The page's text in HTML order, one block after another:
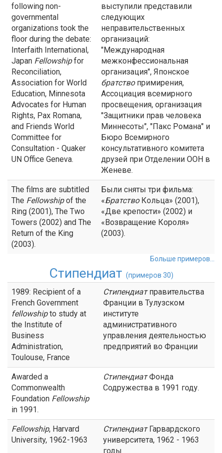
following non-
governmental
organizations took the
floor during the debate:
Interfaith International,
Japan Fellowshipfor
Reconciliation,
Association for World
Education, Minnesota
Advocates for Human
Rights, Pax Romana,
and Friends World
Committee for
Consultation - Quaker
UN Office Geneva.
выступили представили
следующих
неправительственных
организаций:
"Международная
межконфессиональная
организация", Японское
братствопримирения,
Ассоциация всемирного
просвещения, организация
"Защитники прав человека
Миннесоты", "Пакс Романа" и
Бюро Всемирного
консультативного комитета
друзей при Отделении ООН в
Женеве.
The films are subtitled
The Fellowshipof the
Ring (2001), The Two
Towers (2002) and The
Return of the King
(2003).
Были сняты три фильма:
«БратствоКольца» (2001),
«Две крепости» (2002) и
«Возвращение Короля»
(2003).
Больше примеров...
Стипендиат (примеров 30)
1989: Recipient of a
French Government
fellowshipto study at
the Institute of
Business
Administration,
Toulouse, France
Стипендиатправительства
Франции в Тулузском
институте
административного
управления деятельностью
предприятий во Франции
Awarded a
Commonwealth
Foundation Fellowship
in 1991.
СтипендиатФонда
Содружества в 1991 году.
Fellowship, Harvard
University, 1962-1963
СтипендиатГарвардского
университета, 1962 - 1963
годы